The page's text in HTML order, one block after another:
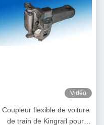
Vidéo
Coupleur flexible de voiture
de train de Kingrail pour